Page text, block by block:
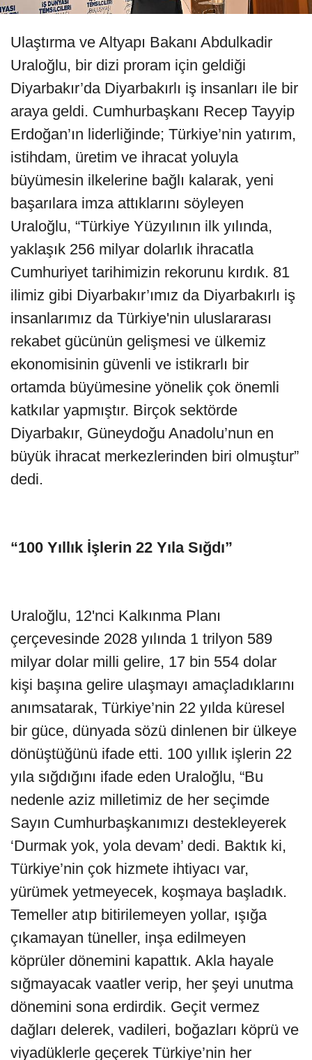
Ulaştırma ve Altyapı Bakanı Abdulkadir
Uraloğlu, bir dizi proram için geldiği
Diyarbakır’da Diyarbakırlı iş insanları ile bir
araya geldi. Cumhurbaşkanı Recep Tayyip
Erdoğan’ın liderliğinde; Türkiye’nin yatırım,
istihdam, üretim ve ihracat yoluyla
büyümesin ilkelerine bağlı kalarak, yeni
başarılara imza attıklarını söyleyen
Uraloğlu, “Türkiye Yüzyılının ilk yılında,
yaklaşık 256 milyar dolarlık ihracatla
Cumhuriyet tarihimizin rekorunu kırdık. 81
ilimiz gibi Diyarbakır’ımız da Diyarbakırlı iş
insanlarımız da Türkiye'nin uluslararası
rekabet gücünün gelişmesi ve ülkemiz
ekonomisinin güvenli ve istikrarlı bir
ortamda büyümesine yönelik çok önemli
katkılar yapmıştır. Birçok sektörde
Diyarbakır, Güneydoğu Anadolu’nun en
büyük ihracat merkezlerinden biri olmuştur”
dedi.
“100 Yıllık İşlerin 22 Yıla Sığdı”
Uraloğlu, 12'nci Kalkınma Planı
çerçevesinde 2028 yılında 1 trilyon 589
milyar dolar milli gelire, 17 bin 554 dolar
kişi başına gelire ulaşmayı amaçladıklarını
anımsatarak, Türkiye’nin 22 yılda küresel
bir güce, dünyada sözü dinlenen bir ülkeye
dönüştüğünü ifade etti. 100 yıllık işlerin 22
yıla sığdığını ifade eden Uraloğlu, “Bu
nedenle aziz milletimiz de her seçimde
Sayın Cumhurbaşkanımızı destekleyerek
‘Durmak yok, yola devam’ dedi. Baktık ki,
Türkiye’nin çok hizmete ihtiyacı var,
yürümek yetmeyecek, koşmaya başladık.
Temeller atıp bitirilemeyen yollar, ışığa
çıkamayan tüneller, inşa edilmeyen
köprüler dönemini kapattık. Akla hayale
sığmayacak vaatler verip, her şeyi unutma
dönemini sona erdirdik. Geçit vermez
dağları delerek, vadileri, boğazları köprü ve
viyadüklerle geçerek Türkiye’nin her